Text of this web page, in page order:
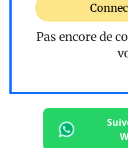
Pas encore de